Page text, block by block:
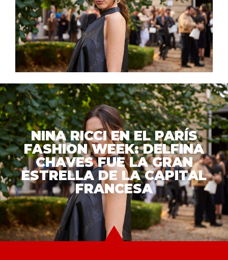
NINA RICCI EN EL PARÍS
FASHION WEEK: DELFINA
CHAVES FUE LA GRAN
ESTRELLA DE LA CAPITAL
FRANCESA